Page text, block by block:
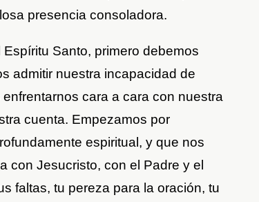
presencia consoladora.
Santo, primero debemos
admitir nuestra incapacidad de
cara a cara con nuestra
cuenta. Empezamos por
espiritual, y que nos
con Jesucristo, con el Padre y el
faltas, tu pereza para la oración, tu